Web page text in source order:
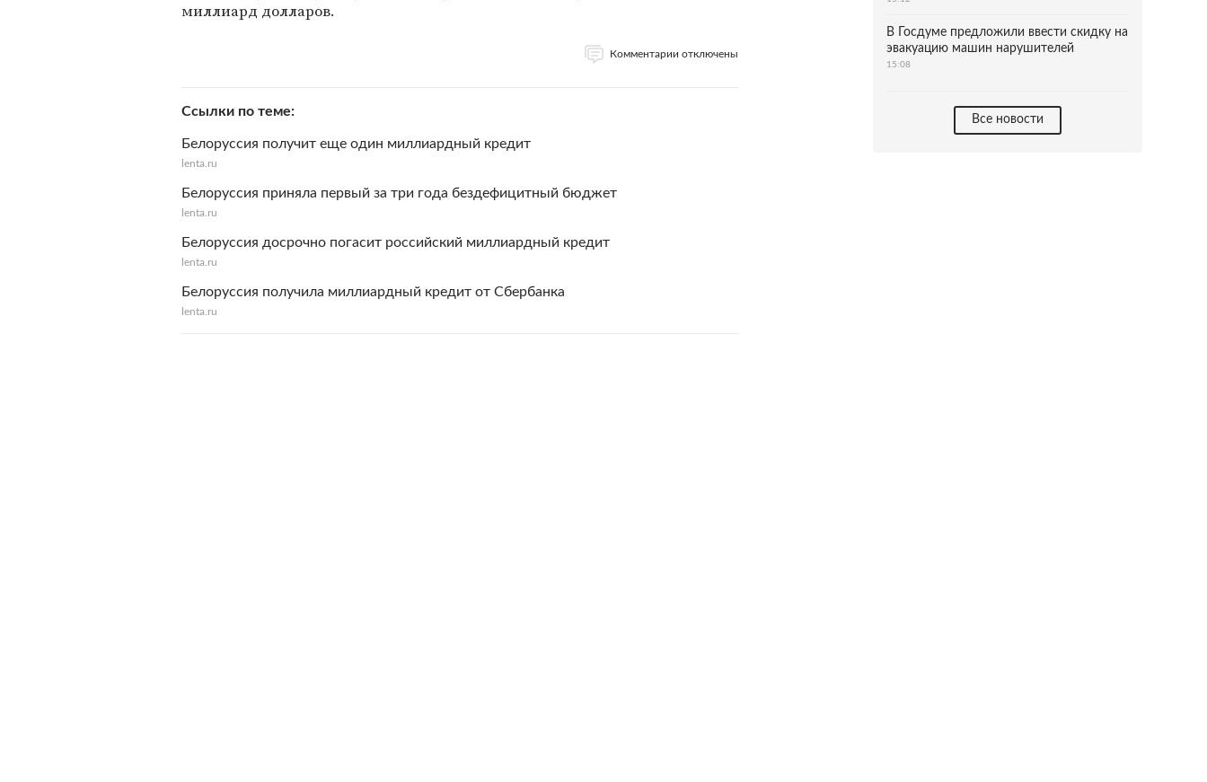
миллиард долларов.
Комментарии отключены
Ссылки по теме
Белоруссия получит еще один миллиардный кредит
lenta.ru
Белоруссия приняла первый за три года бездефицитный бюджет
lenta.ru
Белоруссия досрочно погасит российский миллиардный кредит
lenta.ru
Белоруссия получила миллиардный кредит от Сбербанка
lenta.ru
В Госдуме предложили ввести скидку на
эвакуацию машин нарушителей
15:08
Все новости